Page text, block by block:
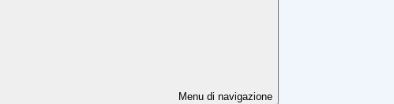
Menu di navigazione